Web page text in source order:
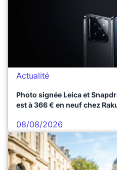
Actualité
Photo signée Leica et
est à 366 € en neuf chez
08/08/2026